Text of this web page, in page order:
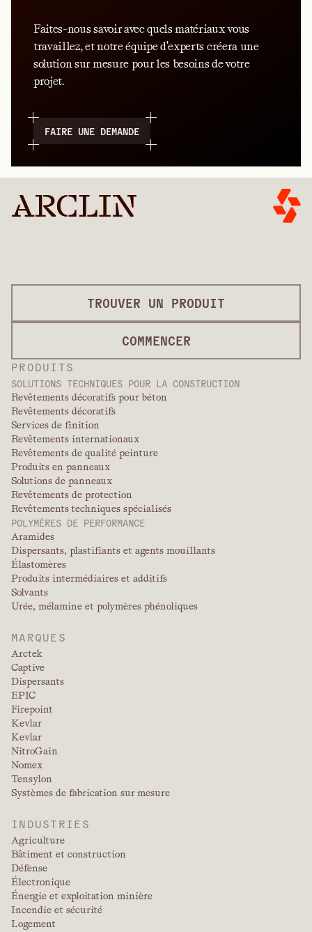
Faites-nous savoir avec quels matériaux vous
travaillez, et notre équipe d'experts créera une
solution sur mesure pour les besoins de votre
projet.
FAIRE UNE DEMANDE
PRODUITS
SOLUTIONS TECHNIQUES POUR LA CONSTRUCTION
Revêtements décoratifs pour béton
Revêtements décoratifs
Services de finition
Revêtements internationaux
Revêtements de qualité peinture
Produits en panneaux
Solutions de panneaux
Revêtements de protection
Revêtements techniques spécialisés
POLYMÈRES DE PERFORMANCE
Aramides
Dispersants, plastifiants et agents mouillants
Élastomères
Produits intermédiaires et additifs
Solvants
Urée, mélamine et polymères phénoliques
MARQUES
Arctek
Captive
Dispersants
EPIC
Firepoint
Kevlar
Kevlar
NitroGain
Nomex
Tensylon
Systèmes de fabrication sur mesure
INDUSTRIES
Agriculture
Bâtiment et construction
Défense
Électronique
Énergie et exploitation minière
Incendie et sécurité
Logement
TROUVER UN PRODUIT
COMMENCER